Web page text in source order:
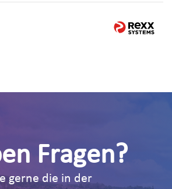
Fragen?
gerne die in der